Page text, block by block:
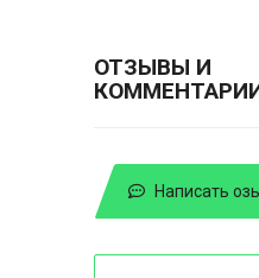
ОТЗЫВЫ И
Написать